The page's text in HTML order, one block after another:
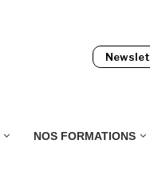
NOS FORMATIONS